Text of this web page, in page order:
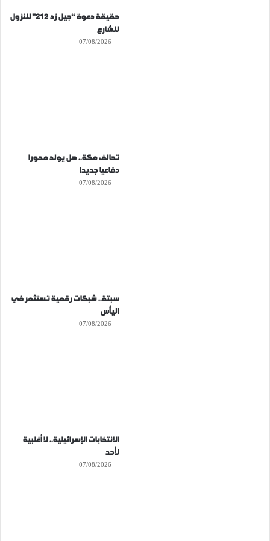
حقيقة دعوة “جيل زد 212” للنزول
للشارع
07/08/2026
تحالف مكة.. هل يولد محورا
دفاعيا جديدا
07/08/2026
سبتة.. شبكات رقمية تستثمر في
اليأس
07/08/2026
الانتخابات الإسرائيلية.. لا أغلبية
لأحد
07/08/2026